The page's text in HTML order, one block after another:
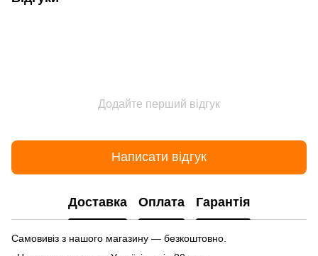
Додайте перший відгук
Написати відгук
Доставка Оплата Гарантія
Самовивіз з нашого магазину — безкоштовно.